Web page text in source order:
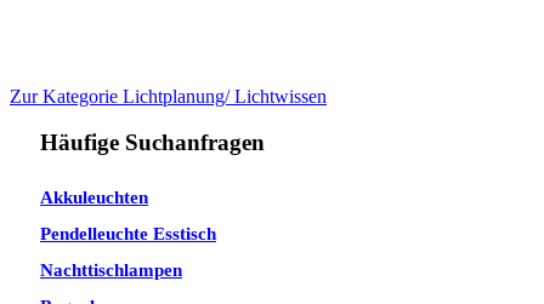
Zur Kategorie Lichtplanung/ Lichtwissen
Häufige Suchanfragen
Akkuleuchten
Pendelleuchte Esstisch
Nachttischlampen